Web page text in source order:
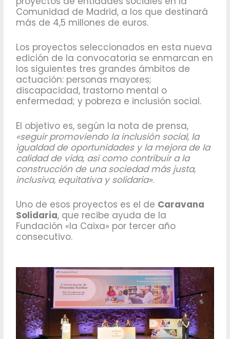
Comunidad de Madrid, a los que des­ti­nará
más de 4,5 mi­llones de eu­ros.
Los proyectos seleccionados en esta nueva
edición de la convocatoria se enmarcan en
los siguientes tres grandes ámbitos de
actuación: personas mayores;
discapacidad, trastorno mental o
enfermedad; y pobreza e inclusión social.
El objetivo es, según la nota de prensa,
«seguir promoviendo la inclusión social, la
igualdad de oportunidades y la mejora de la
calidad de vida, así como contribuir a la
construcción de una sociedad más justa,
inclusiva, equitativa y solidaria».
Uno de esos proyectos es el de Caravana
Solidaria, que recibe ayuda de la
Fundación «la Caixa» por tercer año
consecutivo.